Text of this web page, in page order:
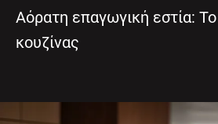
Αόρατη επαγωγική εστία:
κουζίνας